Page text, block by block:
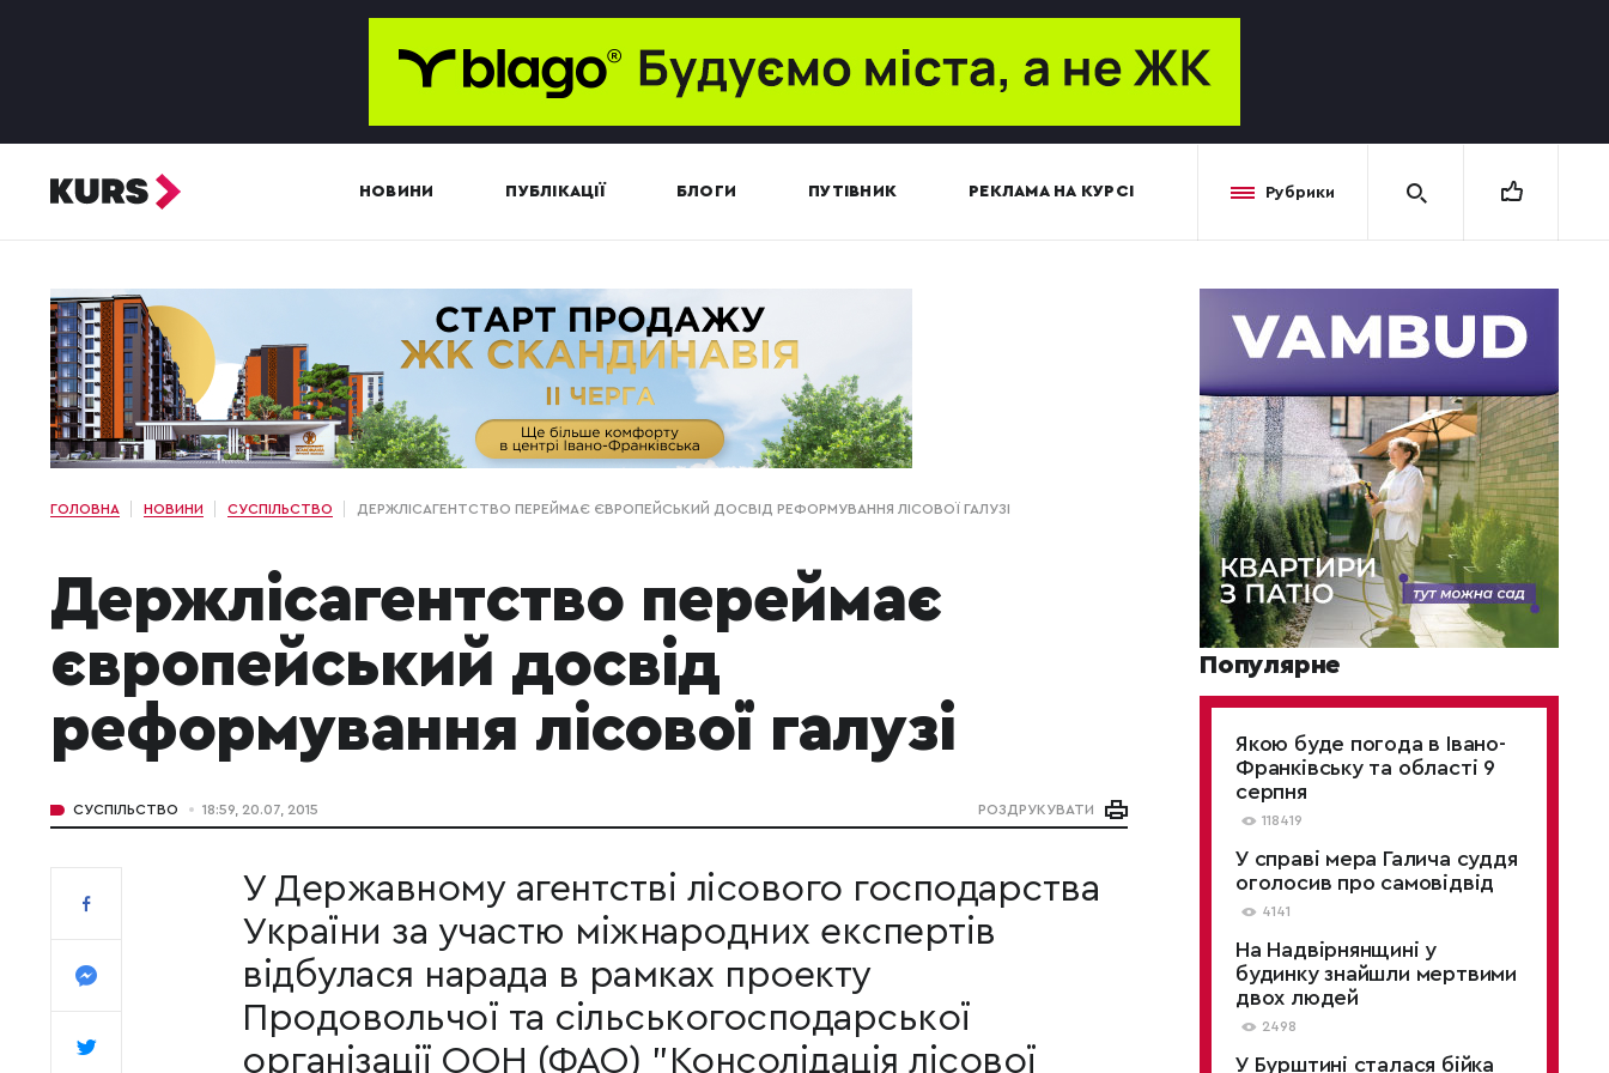
НОВИНИ ПУБЛІКАЦІЇ БЛОГИ ПУТІВНИК РЕКЛАМА НА КУРСІ Рубрики
ГОЛОВНА НОВИНИ СУСПІЛЬСТВО ДЕРЖЛІСАГЕНТСТВО ПЕРЕЙМАЄ ЄВРОПЕЙСЬКИЙ ДОСВІД РЕФОРМУВАННЯ ЛІСОВОЇ ГАЛУЗІ
Держлісагентство переймає
європейський досвід
реформування лісової галузі
СУСПІЛЬСТВО 18:59, 20.07, 2015 РОЗДРУКУВАТИ
У Державному агентстві лісового господарства
України за участю міжнародних експертів
відбулася нарада в рамках проекту
Продовольчої та сільськогосподарської
організації ООН (ФАО) "Консолідація лісової
Популярне
Якою буде погода в Івано-
Франківську та області 9
серпня
118419
У справі мера Галича суддя
оголосив про самовідвід
4141
На Надвірнянщині у
будинку знайшли мертвими
двох людей
2498
У Бурштині сталася бійка